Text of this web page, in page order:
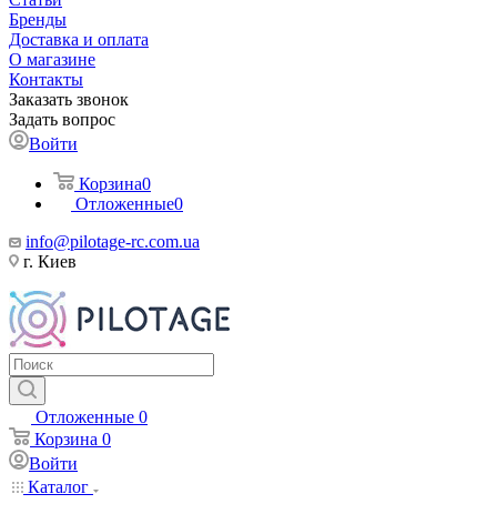
Бренды
Доставка и оплата
О магазине
Контакты
Заказать звонок
Задать вопрос
Войти
Корзина0
Отложенные0
info@pilotage-rc.com.ua
г. Киев
Отложенные 0
Корзина 0
Войти
Каталог